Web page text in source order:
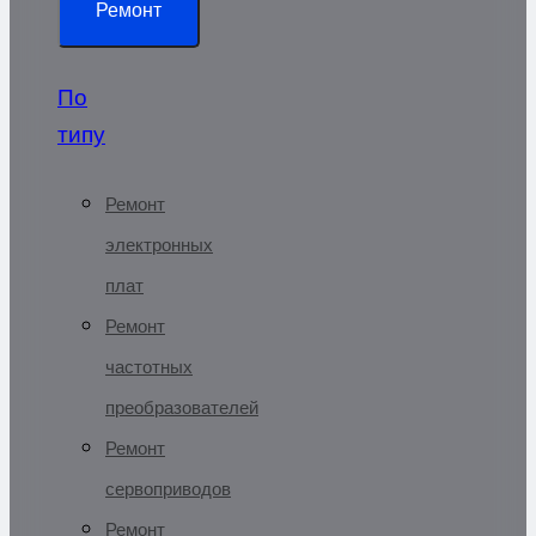
Ремонт
По
типу
Ремонт
электронных
плат
Ремонт
частотных
преобразователей
Ремонт
сервоприводов
Ремонт